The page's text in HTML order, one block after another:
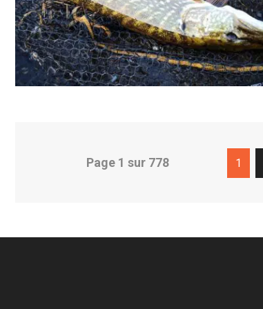
Page 1 sur 778 1